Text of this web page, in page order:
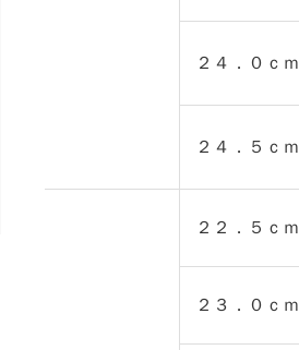
２４．０ｃｍ
２４．５ｃｍ
２２．５ｃｍ
２３．０ｃｍ